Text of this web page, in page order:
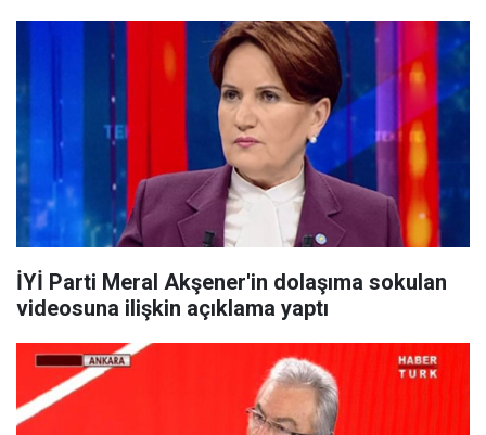
İYİ Parti Meral Akşener'in dolaşıma sokulan
videosuna ilişkin açıklama yaptı